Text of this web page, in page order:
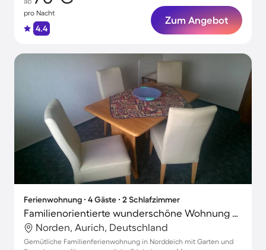
pro Nacht
4.4
Zum Angebot
Ferienwohnung ∙ 4 Gäste ∙ 2 Schlafzimmer
Familienorientierte wunderschöne Wohnung mit Garten und Terrasse
Norden, Aurich, Deutschland
Gemütliche Familienferienwohnung in Norddeich mit Garten und